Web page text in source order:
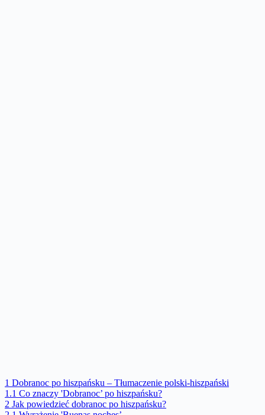
1 Dobranoc po hiszpańsku – Tłumaczenie polski-hiszpański
1.1 Co znaczy 'Dobranoc’ po hiszpańsku?
2 Jak powiedzieć dobranoc po hiszpańsku?